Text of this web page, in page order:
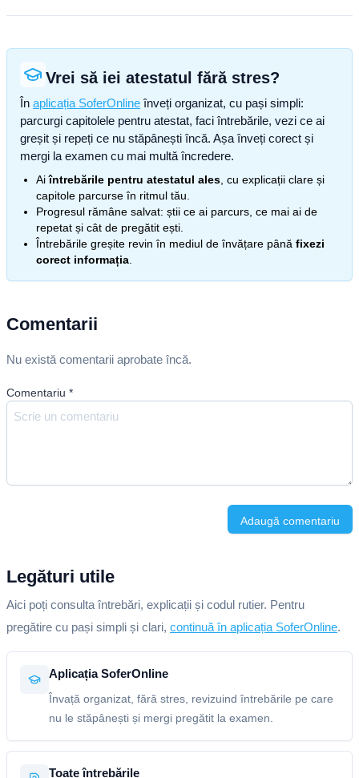
Vrei să iei atestatul fără stres?
În aplicația SoferOnline înveți organizat, cu pași simpli:
parcurgi capitolele pentru atestat, faci întrebările, vezi ce ai
greșit și repeți ce nu stăpânești încă. Așa înveți corect și
mergi la examen cu mai multă încredere.
Aiîntrebările pentru atestatul ales , cu explicații clare și
capitole parcurse în ritmul tău.
Progresul rămâne salvat: știi ce ai parcurs, ce mai ai de
repetat și cât de pregătit ești.
Întrebările greșite revin în mediul de învățare până fixezi
corect informația
Comentarii
Nu există comentarii aprobate încă.
Comentariu *
Adaugă comentariu
Legături utile
Aici poți consulta întrebări, explicații și codul rutier. Pentru
pregătire cu pași simpli și clari, continuă în aplicația SoferOnline.
Aplicația SoferOnline
Învață organizat, fără stres, revizuind întrebările pe care
nu le stăpânești și mergi pregătit la examen.
Toate întrebările